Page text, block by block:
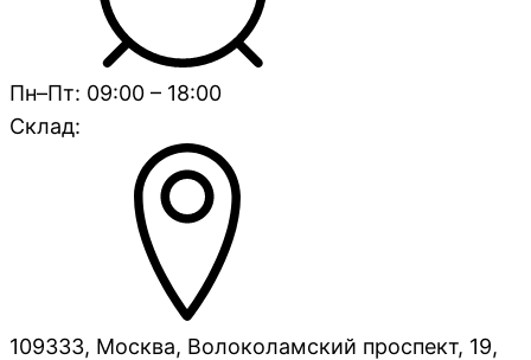
Пн–Пт: 09:00 – 18:00
Склад:
109333, Москва, Волоколамский проспект, 19,